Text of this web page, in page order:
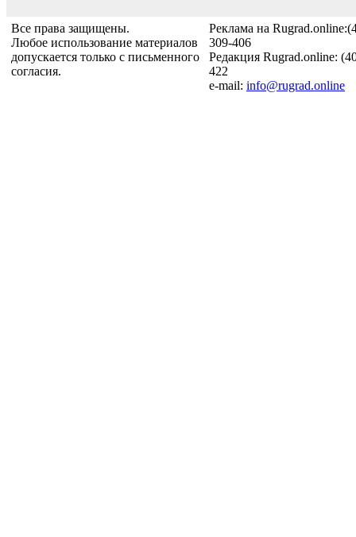
Все права защищены.
Любое использование материалов
допускается только с письменного
согласия.
Реклама на
309-406
Редакция Rugrad.online:
422
e-mail: info@rugrad.online